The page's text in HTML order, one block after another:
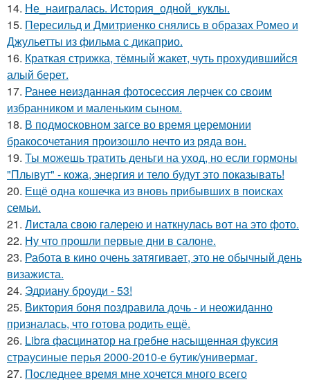
14. Не_наигралась. История_одной_куклы.
15. Пересильд и Дмитриенко снялись в образах Ромео и
Джульетты из фильма с дикаприо.
16. Краткая стрижка, тёмный жакет, чуть прохудившийся
алый берет.
17. Ранее неизданная фотосессия лерчек со своим
избранником и маленьким сыном.
18. В подмосковном загсе во время церемонии
бракосочетания произошло нечто из ряда вон.
19. Ты можешь тратить деньги на уход, но если гормоны
"Плывут" - кожа, энергия и тело будут это показывать!
20. Ещё одна кошечка из вновь прибывших в поисках
семьи.
21. Листала свою галерею и наткнулась вот на это фото.
22. Ну что прошли первые дни в салоне.
23. Работа в кино очень затягивает, это не обычный день
визажиста.
24. Эдриану броуди - 53!
25. Виктория боня поздравила дочь - и неожиданно
призналась, что готова родить ещё.
26. Libra фасцинатор на гребне насыщенная фуксия
страусиные перья 2000-2010-е бутик/универмаг.
27. Последнее время мне хочется много всего